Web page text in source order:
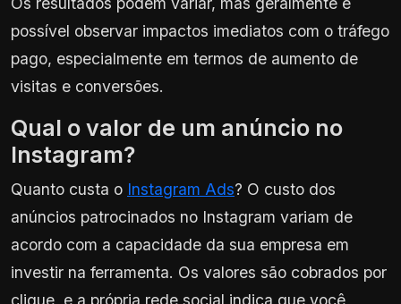
possível observar impactos imediatos com o tráfego
pago, especialmente em termos de aumento de
visitas e conversões.
Qual o valor de um anúncio no
Instagram?
Quanto custa o Instagram Ads? O custo dos
anúncios patrocinados no Instagram variam de
acordo com a capacidade da sua empresa em
investir na ferramenta. Os valores são cobrados por
clique, e a própria rede social indica que você